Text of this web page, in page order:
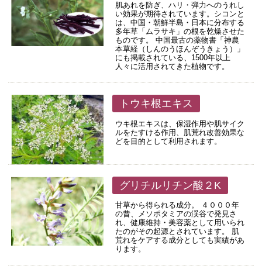
肌あれを防ぎ、ハリ・弾力へのうれし
い効果が期待されています。シコンと
は、中国・朝鮮半島・日本に分布する
多年草「ムラサキ」の根を乾燥させた
ものです。 中国最古の薬物書「神農
本草経（しんのうほんぞうきょう）」
にも掲載されている、1500年以上
人々に活用されてきた植物です。
トウキ根エキス
ウキ根エキスは、保湿作用や肌サイク
ルをたすける作用、肌荒れ改善効果な
どを目的として利用されます。
グリチルリチン酸２K
甘草から得られる成分。 ４０００年
の昔、メソポタミアの渓谷で発見さ
れ、健康維持・美容薬として用いられ
たのがその起源とされています。 肌
荒れをケアする成分としても実績があ
ります。